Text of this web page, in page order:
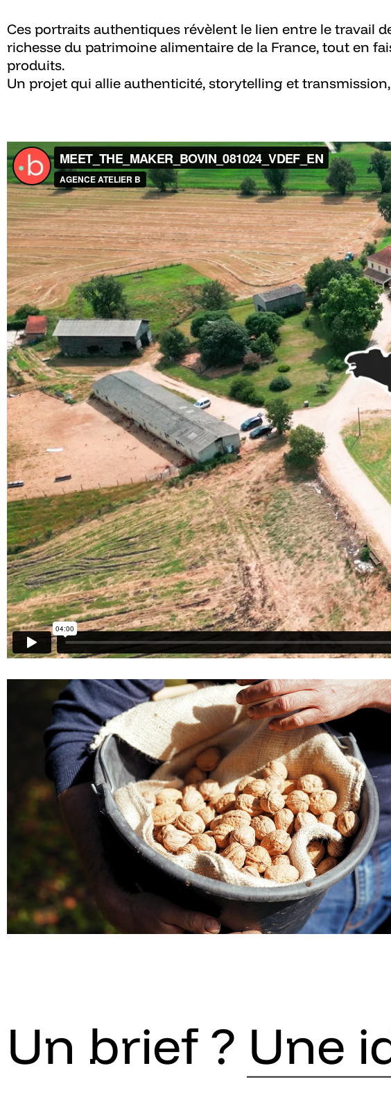
Ces portraits authentiques révèlent le lien entre le travail
richesse du patrimoine alimentaire de la France, tout en
produits.​
Un projet qui allie authenticité, storytelling et
Un brief ? Une